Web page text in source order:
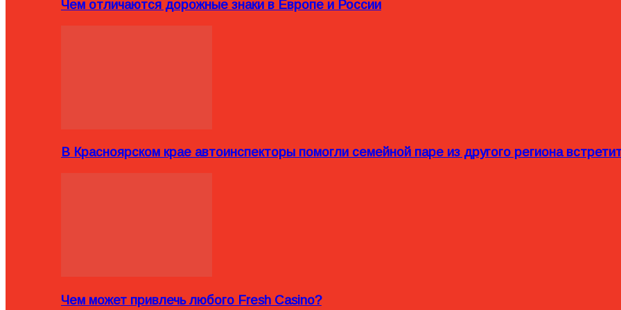
Чем отличаются дорожные знаки в Европе и России
В Красноярском крае автоинспекторы помогли семейной паре из другого региона
Чем может привлечь любого Fresh Casino?